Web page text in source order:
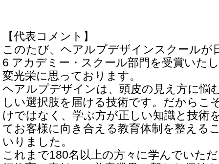
【代表コメント】
このたび、ヘアルプデザインスクールが
6 アカデミー・スクール部門を受賞いた
変光栄に思っております。
ヘアルプデザインは、頭皮の見え方に悩
しい選択肢を届ける技術です。だからこ
けではなく、学ぶ方が正しい知識と技術
てお客様に向き合える教育体制を整える
いりました。
これまで180名以上の方々に学んでいた